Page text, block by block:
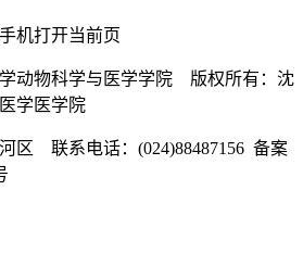
机打开当前页
动物科学与医学学院 版权所有：沈
学医学院
区 联系电话：(024)88487156 备案